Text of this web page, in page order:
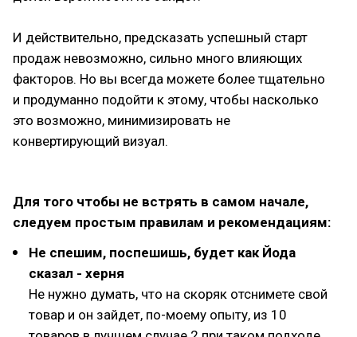
И действительно, предсказать успешный старт
продаж невозможно, сильно много влияющих
факторов. Но вы всегда можете более тщательно
и продуманно подойти к этому, чтобы насколько
это возможно, минимизировать не
конвертирующий визуал.
Для того чтобы не встрять в самом начале,
следуем простым правилам и рекомендациям:
Не спешим, поспешишь, будет как Йода
сказал - херня
Не нужно думать, что на скоряк отснимете свой
товар и он зайдет, по-моему опыту, из 10